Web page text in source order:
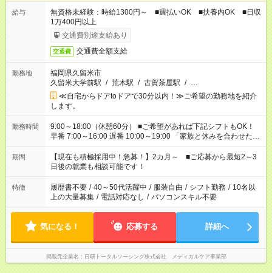
給与
無資格未経験：時給1300円～ ■週払いOK ■扶養内OK ■日収
1万400円以上
交通費別途支給あり
交通費 交通費全額支給
勤務地
福岡県久留米市
久留米大学前駅 / 荒木駅 / 古賀茶屋駅 / …
≪自宅からドアtoドアで30分以内！≫ご希望の勤務地を紹介
します。
勤務時間
9:00～18:00（休憩60分） ■ご希望があれば下記シフトもOK！
早番 7:00～16:00 遅番 10:00～19:00 「家族と休みを合わせた
い」 「余裕を持って夕飯の準備がしたい」 「できれば残業はし
たくない」 など、ご希望を教えてくださいね。 ※Wワーク希望
の方へ 今ご覧のお仕事で希望する勤務時間と、もう1つのお仕事
の勤務時間。 合計で週40時間を超える場合は応募できません。
期間
【現在も積極採用中！急募！】2カ月～ ■ご応募から最短2～3
日後の就業も相談可能です！
特徴 履歴書不要 / 40～50代活躍中 / 服装自由 / シフト勤務 / 10名以
上の大量募集 / 電話対応なし / パソコンスキル不要
気になる！ 応募する 詳細へ
掲載元企業名 日研トータルソーシング株式会社 メディカルケア事業部